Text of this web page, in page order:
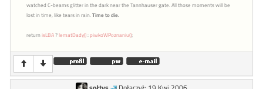
watched C-beams glitter in the dark near the Tannhauser gate. All those moments will be
lost in time, like tears in rain.Time to die.
returnisLBA?lematDady():piwkoWPoznaniu();